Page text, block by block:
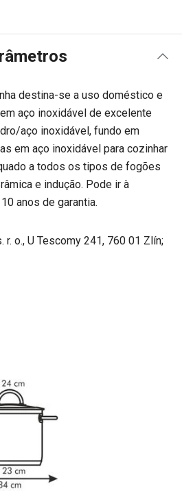
destina-se a uso doméstico e
aço inoxidável de excelente
aço inoxidável, fundo em
em aço inoxidável para cozinhar
a todos os tipos de fogões
e indução. Pode ir à
anos de garantia.
r. o., U Tescomy 241, 760 01 Zlín;